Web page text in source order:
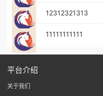
12312321313
11111111111
平台介绍
关于我们